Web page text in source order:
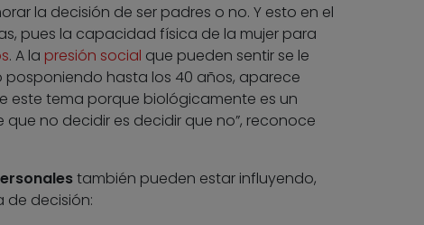
la decisión de ser padres o no. Y esto en el
pues la capacidad física de la mujer para
. A la presión social que pueden sentir se le
posponiendo hasta los 40 años, aparece
este tema porque biológicamente es un
no decidir es decidir que no”, reconoce
también pueden estar influyendo,
decisión: